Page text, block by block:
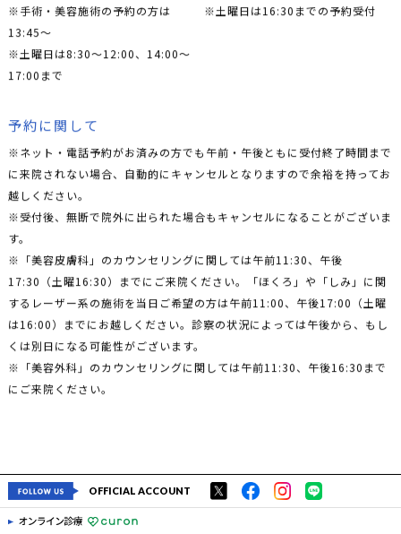
※手術・美容施術の予約の方は
13:45〜
※土曜日は8:30〜12:00、14:00〜
17:00まで
※土曜日は16:30までの予約受付
予約に関して
※ネット・電話予約がお済みの方でも午前・午後ともに受付終了時間まで
に来院されない場合、自動的にキャンセルとなりますので余裕を持ってお
越しください。
※受付後、無断で院外に出られた場合もキャンセルになることがございま
す。
※「美容皮膚科」のカウンセリングに関しては午前11:30、午後
17:30（土曜16:30）までにご来院ください。「ほくろ」や「しみ」に関
するレーザー系の施術を当日ご希望の方は午前11:00、午後17:00（土曜
は16:00）までにお越しください。診察の状況によっては午後から、もし
くは別日になる可能性がございます。
※「美容外科」のカウンセリングに関しては午前11:30、午後16:30まで
にご来院ください。
OFFICIAL ACCOUNT